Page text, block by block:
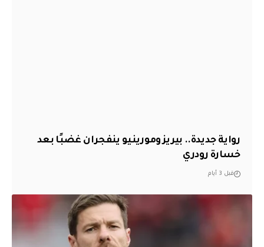
رواية جديدة.. بيريز ومورينيو ينفجران غضبًا بعد
خسارة رودري
قبل 3 أيام